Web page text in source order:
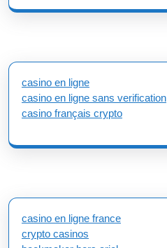
casino en ligne
casino en ligne sans verification
casino français crypto
casino en ligne france
crypto casinos